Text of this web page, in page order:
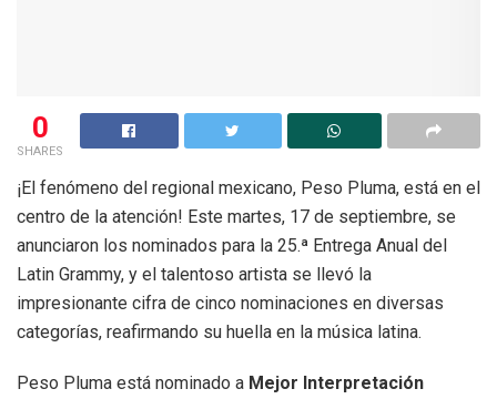
0
SHARES
¡El fenómeno del regional mexicano, Peso Pluma, está en el
centro de la atención! Este martes, 17 de septiembre, se
anunciaron los nominados para la 25.ª Entrega Anual del
Latin Grammy, y el talentoso artista se llevó la
impresionante cifra de cinco nominaciones en diversas
categorías, reafirmando su huella en la música latina.
Peso Pluma está nominado a Mejor Interpretación